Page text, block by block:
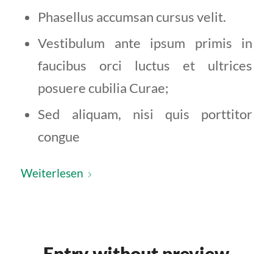
Phasellus accumsan cursus velit.
Vestibulum ante ipsum primis in
faucibus orci luctus et ultrices
posuere cubilia Curae;
Sed aliquam, nisi quis porttitor
congue
Weiterlesen